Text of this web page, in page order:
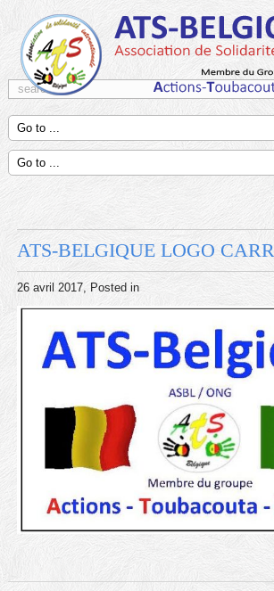
ATS-BELGIQUE LOGO
26 avril 2017, Posted in